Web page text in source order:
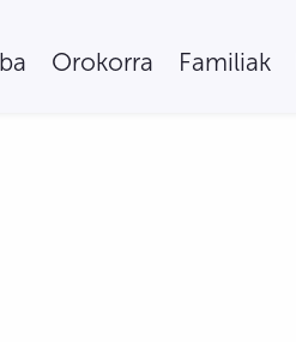
Orokorra Familiak